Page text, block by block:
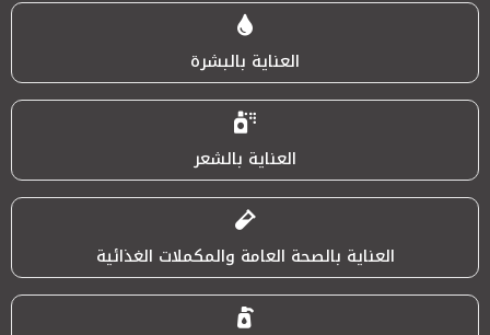
العناية بالبشرة
العناية بالشعر
العناية بالصحة العامة والمكملات الغذائية